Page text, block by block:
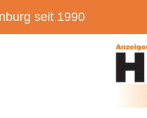
seit 1990